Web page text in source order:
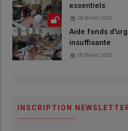
essentiels
05 février 2026
Aide fonds
insuffisante
05 février 2026
INSCRIPTION